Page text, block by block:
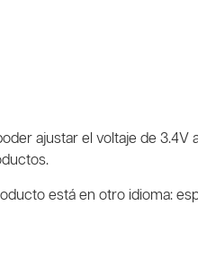
ajustar el voltaje de 3.4V
está en otro idioma: